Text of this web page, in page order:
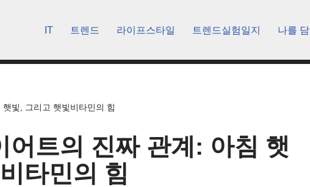
IT 트렌드 라이프스타일 트렌드실험일지 나를
빛, 그리고 햇빛비타민의 힘
어트의 진짜 관계: 아침 햇
타민의 힘